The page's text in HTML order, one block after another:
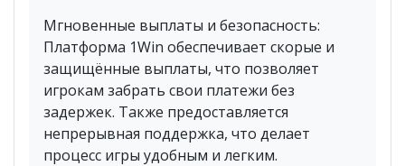
Мгновенные выплаты и безопасность:
Платформа 1Win обеспечивает скорые и
защищённые выплаты, что позволяет
игрокам забрать свои платежи без
задержек. Также предоставляется
непрерывная поддержка, что делает
процесс игры удобным и легким.